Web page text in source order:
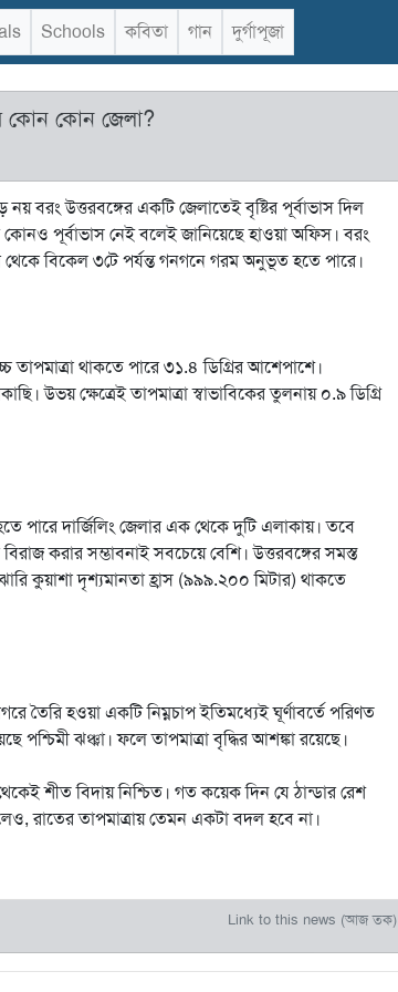
Schools কবিতা গান দুর্গাপূজা
কোন কোন জেলা?
বরং উত্তরবঙ্গের একটি জেলাতেই বৃষ্টির পূর্বাভাস দিল
কোনও পূর্বাভাস নেই বলেই জানিয়েছে হাওয়া অফিস। বরং
থেকে বিকেল ৩টে পর্যন্ত গনগনে গরম অনুভূত হতে পারে।
থাকতে পারে ৩১.৪ ডিগ্রির আশেপাশে।
উভয় ক্ষেত্রেই তাপমাত্রা স্বাভাবিকের তুলনায় ০.৯ ডিগ্রি
পারে দার্জিলিং জেলার এক থেকে দুটি এলাকায়। তবে
করার সম্ভাবনাই সবচেয়ে বেশি। উত্তরবঙ্গের সমস্ত
কুয়াশা দৃশ্যমানতা হ্রাস (৯৯৯.২০০ মিটার) থাকতে
তৈরি হওয়া একটি নিম্নচাপ ইতিমধ্যেই ঘূর্ণাবর্তে পরিণত
পশ্চিমী ঝঞ্ঝা। ফলে তাপমাত্রা বৃদ্ধির আশঙ্কা রয়েছে।
শীত বিদায় নিশ্চিত। গত কয়েক দিন যে ঠান্ডার রেশ
রাতের তাপমাত্রায় তেমন একটা বদল হবে না।
Link to this news (আজ তক)